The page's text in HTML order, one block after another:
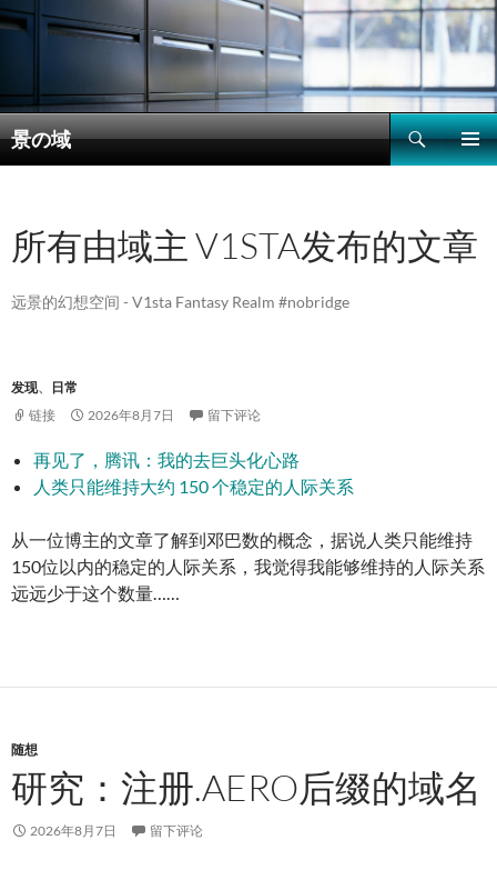
景の域
搜
索
文
所有由域主 V1STA发布的文章
远景的幻想空间 - V1sta Fantasy Realm #nobridge
发现、
日常
链接
2026年8月7日 留下评论
再见了，腾讯：我的去巨头化心路
人类只能维持大约 150 个稳定的人际关系
从一位博主的文章了解到邓巴数的概念，据说人类只能维持
150位以内的稳定的人际关系，我觉得我能够维持的人际关系
远远少于这个数量……
随想
研究：注册.AERO后缀的域名
2026年8月7日 留下评论